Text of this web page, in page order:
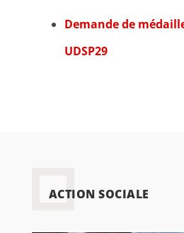
Demande de
UDSP29
ACTION SOCIALE